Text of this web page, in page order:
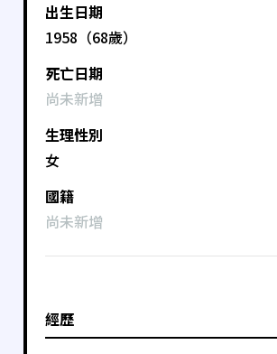
出生日期
1958（68歲）
死亡日期
尚未新增
生理性別
女
國籍
尚未新增
經歷